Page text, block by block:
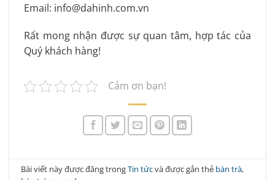
Email: info@dahinh.com.vn
Rất mong nhận được sự quan tâm, hợp tác của
Quý khách hàng!
Cảm ơn bạn!
Bài viết này được đăng trongTin tứcvà được gắn thẻ bàn trà,